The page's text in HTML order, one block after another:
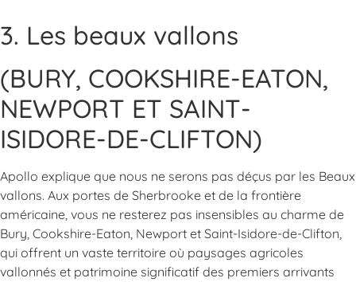
3. Les beaux vallons
(BURY, COOKSHIRE-EATON,
NEWPORT ET SAINT-
ISIDORE-DE-CLIFTON)
Apollo explique que nous ne serons pas déçus par les Beaux
vallons. Aux portes de Sherbrooke et de la frontière
américaine, vous ne resterez pas insensibles au charme de
Bury, Cookshire-Eaton, Newport et Saint-Isidore-de-Clifton,
qui offrent un vaste territoire où paysages agricoles
vallonnés et patrimoine significatif des premiers arrivants